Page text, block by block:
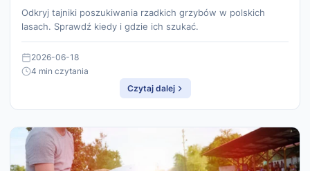
Odkryj tajniki poszukiwania rzadkich grzybów w polskich
lasach. Sprawdź kiedy i gdzie ich szukać.
2026-06-18
4 min czytania
Czytaj dalej